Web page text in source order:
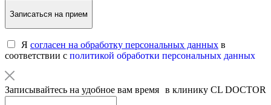
Записаться на прием
Я согласен на обработку персональных данных в
соответствии с политикой обработки персональных данных
Записывайтесь на удобное вам время в клинику CL DOCTOR